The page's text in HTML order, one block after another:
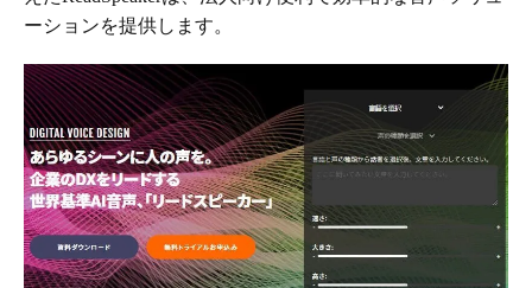
ーションを提供します。